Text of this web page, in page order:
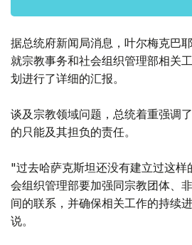
据总统府新闻局消息，叶尔梅克巴
就宗教事务和社会组织管理部相关
划进行了详细的汇报。
谈及宗教领域问题，总统着重强调
的只能及其担负的责任。
"过去哈萨克斯坦还没有建立过这样
会组织管理部要加强同宗教团体、
间的联系，并确保相关工作的持续
说。